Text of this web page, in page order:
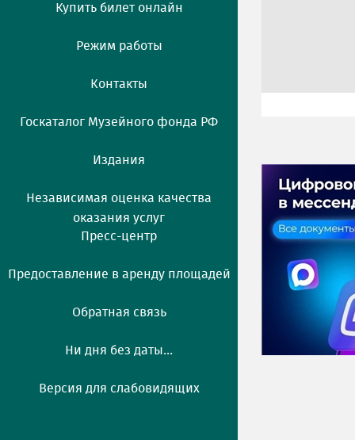
Купить билет онлайн
Режим работы
Контакты
Госкаталог Музейного фонда РФ
Издания
Независимая оценка качества
оказания услуг
Пресс-центр
Предоставление в аренду площадей
Обратная связь
Ни дня без даты...
Версия для слабовидящих